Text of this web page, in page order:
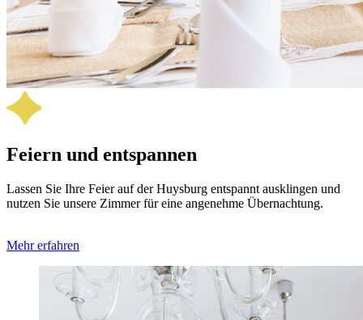
Feiern und entspannen
Lassen Sie Ihre Feier auf der Huysburg entspannt aus­klingen und
nutzen Sie unsere Zimmer für eine ange­nehme Über­nachtung.
Mehr erfahren